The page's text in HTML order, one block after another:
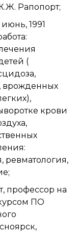
Рапопорт;
1991
(
врожденных
крови
ревматология,
профессор на
ПО